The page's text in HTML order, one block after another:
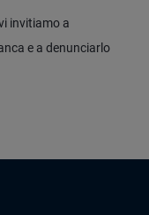
invitiamo a
e a denunciarlo